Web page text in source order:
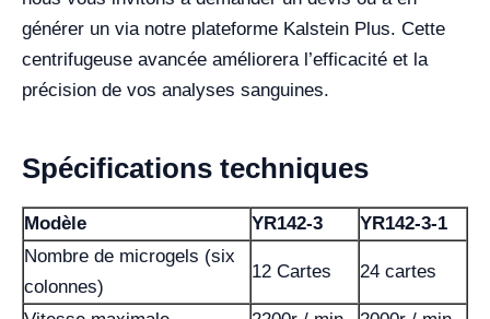
générer un via notre plateforme Kalstein Plus. Cette
centrifugeuse avancée améliorera l’efficacité et la
précision de vos analyses sanguines.
Spécifications techniques
Modèle YR142-3
YR142-3-1
Nombre de microgels (six
colonnes)
12 Cartes 24 cartes